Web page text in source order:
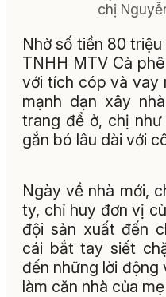
chị
Nhờ số tiền 80
TNHH MTV Cà
với tích cóp và vay
mạnh dạn xây
trang để ở, chị
gắn bó lâu dài với
Ngày về nhà mới,
ty, chỉ huy đơn vị
đội sản xuất đến
cái bắt tay siết
đến những lời động
làm căn nhà của